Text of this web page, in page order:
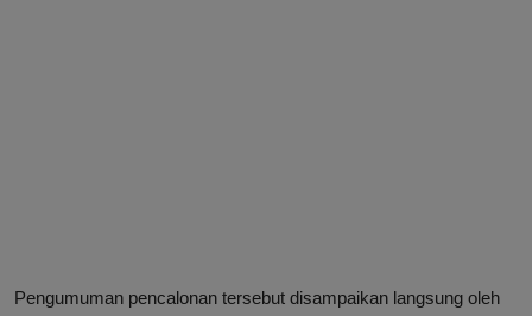
Pengumuman pencalonan tersebut disampaikan langsung oleh